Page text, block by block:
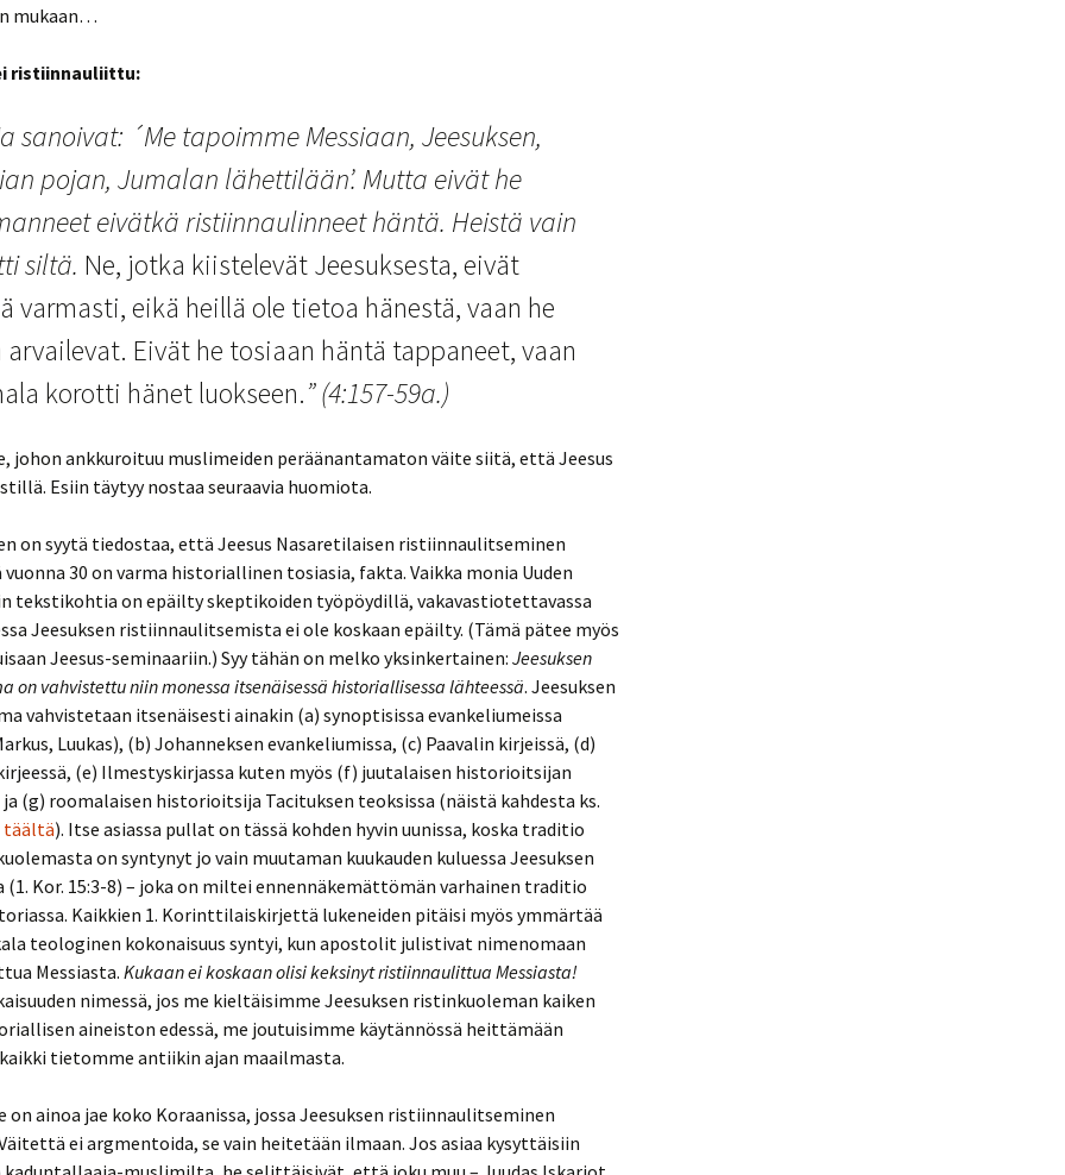
pahuus
Nousiko
ja
taustat
mukaan…
ristiinnauliittu:
sanoivat: ´Me tapoimme Messiaan, Jeesuksen,
pojan, Jumalan lähettilään’. Mutta eivät he
eivätkä ristiinnaulinneet häntä. Heistä vain
siltä. Ne, jotka kiistelevät Jeesuksesta, eivät
varmasti, eikä heillä ole tietoa hänestä, vaan he
arvailevat. Eivät he tosiaan häntä tappaneet, vaan
korotti hänet luokseen.” (4:157-59a.)
johon ankkuroituu muslimeiden peräänantamaton väite siitä, että Jeesus
Esiin täytyy nostaa seuraavia huomiota.
on syytä tiedostaa, että Jeesus Nasaretilaisen ristiinnaulitseminen
vuonna 30 on varma historiallinen tosiasia, fakta. Vaikka monia Uuden
tekstikohtia on epäilty skeptikoiden työpöydillä, vakavastiotettavassa
Jeesuksen ristiinnaulitsemista ei ole koskaan epäilty. (Tämä pätee myös
Jeesus-seminaariin.) Syy tähän on melko yksinkertainen: Jeesuksen
on vahvistettu niin monessa itsenäisessä historiallisessa lähteessä. Jeesuksen
vahvistetaan itsenäisesti ainakin (a) synoptisissa evankeliumeissa
Luukas), (b) Johanneksen evankeliumissa, (c) Paavalin kirjeissä, (d)
(e) Ilmestyskirjassa kuten myös (f) juutalaisen historioitsijan
(g) roomalaisen historioitsija Tacituksen teoksissa (näistä kahdesta ks.
täältä). Itse asiassa pullat on tässä kohden hyvin uunissa, koska traditio
on syntynyt jo vain muutaman kuukauden kuluessa Jeesuksen
(1. Kor. 15:3-8) – joka on miltei ennennäkemättömän varhainen traditio
Kaikkien 1. Korinttilaiskirjettä lukeneiden pitäisi myös ymmärtää
teologinen kokonaisuus syntyi, kun apostolit julistivat nimenomaan
Messiasta.Kukaan ei koskaan olisi keksinyt ristiinnaulittua Messiasta!
nimessä, jos me kieltäisimme Jeesuksen ristinkuoleman kaiken
aineiston edessä, me joutuisimme käytännössä heittämään
tietomme antiikin ajan maailmasta.
on ainoa jae koko Koraanissa, jossa Jeesuksen ristiinnaulitseminen
ei argmentoida, se vain heitetään ilmaan. Jos asiaa kysyttäisiin